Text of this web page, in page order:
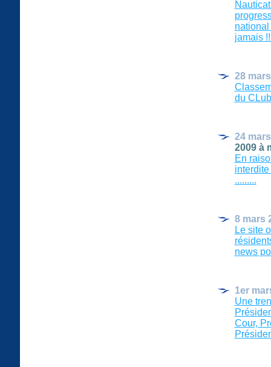
national
jamais
28
du
24
2009 à
En
.........
8 mars
Le site
news
1er
Une
Cour,